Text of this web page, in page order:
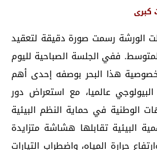
كبرى
الورشة رسمت صورة دقيقة لتعقيد
ففي الجلسة الصباحية لليوم
خصوصية هذا البحر بوصفه إحدى أهم
البيولوجي عالميا، مع استعراض دور
الوطنية في حماية النظم البيئية
البيئية تقابلها هشاشة متزايدة
حرارة المياه، واضطراب التيارات